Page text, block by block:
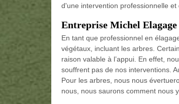
d'une intervention professionnelle
Entreprise Michel
En tant que professionnel en
végétaux, incluant les arbres.
raison valable à l’appui. En effet,
souffrent pas de nos interventions.
Pour les arbres, nous nous
nous, nous saurons comment nous